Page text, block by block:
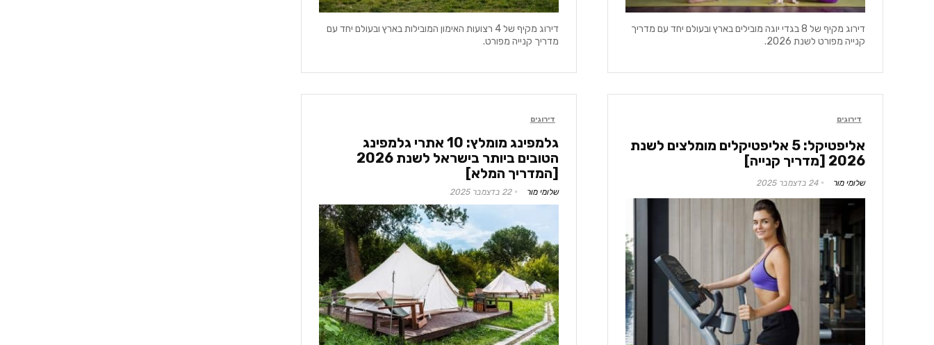
דירוג מקיף של 8 בגדי יוגה מובילים בארץ ובעולם יחד עם מדריך
קנייה מפורט לשנת 2026.
דירוג מקיף של 4 רצועות האימון המובילות בארץ ובעולם יחד עם
מדריך קנייה מפורט.
דירוגים
אליפטיקל: 5 אליפטיקלים מומלצים לשנת
2026 [מדריך קנייה]
שלומי מור 24 בדצמבר 2025
דירוגים
גלמפינג מומלץ: 10 אתרי גלמפינג
הטובים ביותר בישראל לשנת 2026
[המדריך המלא]
שלומי מור 22 בדצמבר 2025